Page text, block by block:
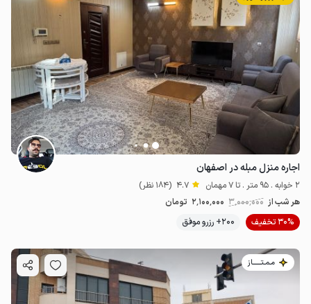
اجاره منزل مبله در اصفهان
2 خوابه . 95 متر . تا 7 مهمان 4.7 (184 نظر)
هر شب از 3٬000٬000 2٬100٬000 تومان
30% تخفیف
200+ رزرو موفق
مـمـتــــــاز